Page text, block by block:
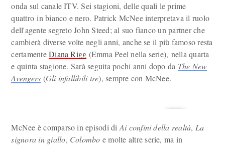
onda sul canale ITV. Sei stagioni, delle quali le prime
quattro in bianco e nero. Patrick McNee interpretava il ruolo
dell'agente segreto John Steed; al suo fianco un partner che
cambierà diverse volte negli anni, anche se il più famoso resta
certamenteDiana Rigg (Emma Peel nella serie), nella quarta
e quinta stagione. Sarà seguita pochi anni dopo da The New
Avengers (Gli infallibili tre), sempre con McNee.
McNee è comparso in episodi di Ai confini della realtà, La
signora in giallo, Colombo e molte altre serie, ma in